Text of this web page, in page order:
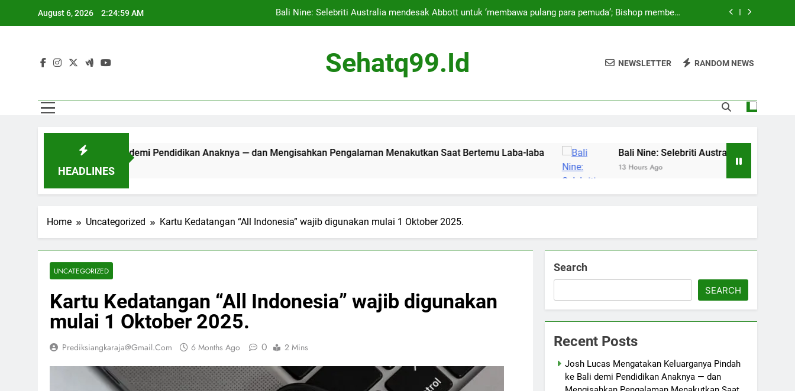
August 6, 2026 2:25:00 AM
Bali Nine: Selebriti Australia mendesak Abbott untuk ‘membawa pulang para pemuda’; Bishop membela
Siapa saja pemegang saham utama Rans Entertainment?
Pengalaman Menakutkan Saat Bertemu Laba-laba
Siapa saja pemegang saham utama Rans Entertainment?
Sehatq99.id NEWSLETTER RANDOM NEWS
HEADLINES
Pindah ke Bali demi Pendidikan Anaknya — dan Mengisahkan Pengalaman Menakutkan Saat Bertemu Laba-laba Bali Nine: Selebriti Australia mendesak Abbott
13 Hours Ago
Home Uncategorized Kartu Kedatangan “All Indonesia” wajib digunakan mulai 1 Oktober 2025.
UNCATEGORIZED
Kartu Kedatangan “All Indonesia” wajib digunakan
mulai 1 Oktober 2025.
Prediksiangkaraja@gmail.com 6 Months Ago 0 2 Mins
Search
SEARCH
Recent Posts
Josh Lucas Mengatakan Keluarganya Pindah
ke Bali demi Pendidikan Anaknya — dan